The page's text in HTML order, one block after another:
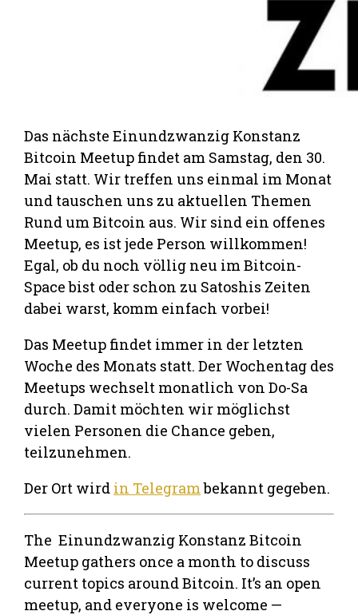
Das nächste Einundzwanzig Konstanz
Bitcoin Meetup findet am Samstag, den 30.
Mai statt. Wir treffen uns einmal im Monat
und tauschen uns zu aktuellen Themen
Rund um Bitcoin aus. Wir sind ein offenes
Meetup, es ist jede Person willkommen!
Egal, ob du noch völlig neu im Bitcoin-
Space bist oder schon zu Satoshis Zeiten
dabei warst, komm einfach vorbei!
Das Meetup findet immer in der letzten
Woche des Monats statt. Der Wochentag des
Meetups wechselt monatlich von Do-Sa
durch. Damit möchten wir möglichst
vielen Personen die Chance geben,
teilzunehmen.
Der Ort wird in Telegrambekannt gegeben.
The Einundzwanzig Konstanz Bitcoin
Meetup gathers once a month to discuss
current topics around Bitcoin. It’s an open
meetup, and everyone is welcome —